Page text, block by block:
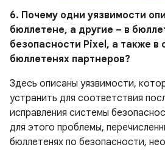
6. Почему одни уязвимости
бюллетене, а другие – в
безопасности Pixel, а также в
бюллетенях партнеров?
Здесь описаны уязвимости,
устранить для соответствия
исправления системы
для этого проблемы,
бюллетенях по безопасности,